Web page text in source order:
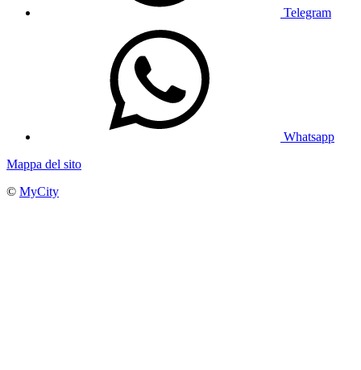
Telegram
Whatsapp
Mappa del sito
© MyCity